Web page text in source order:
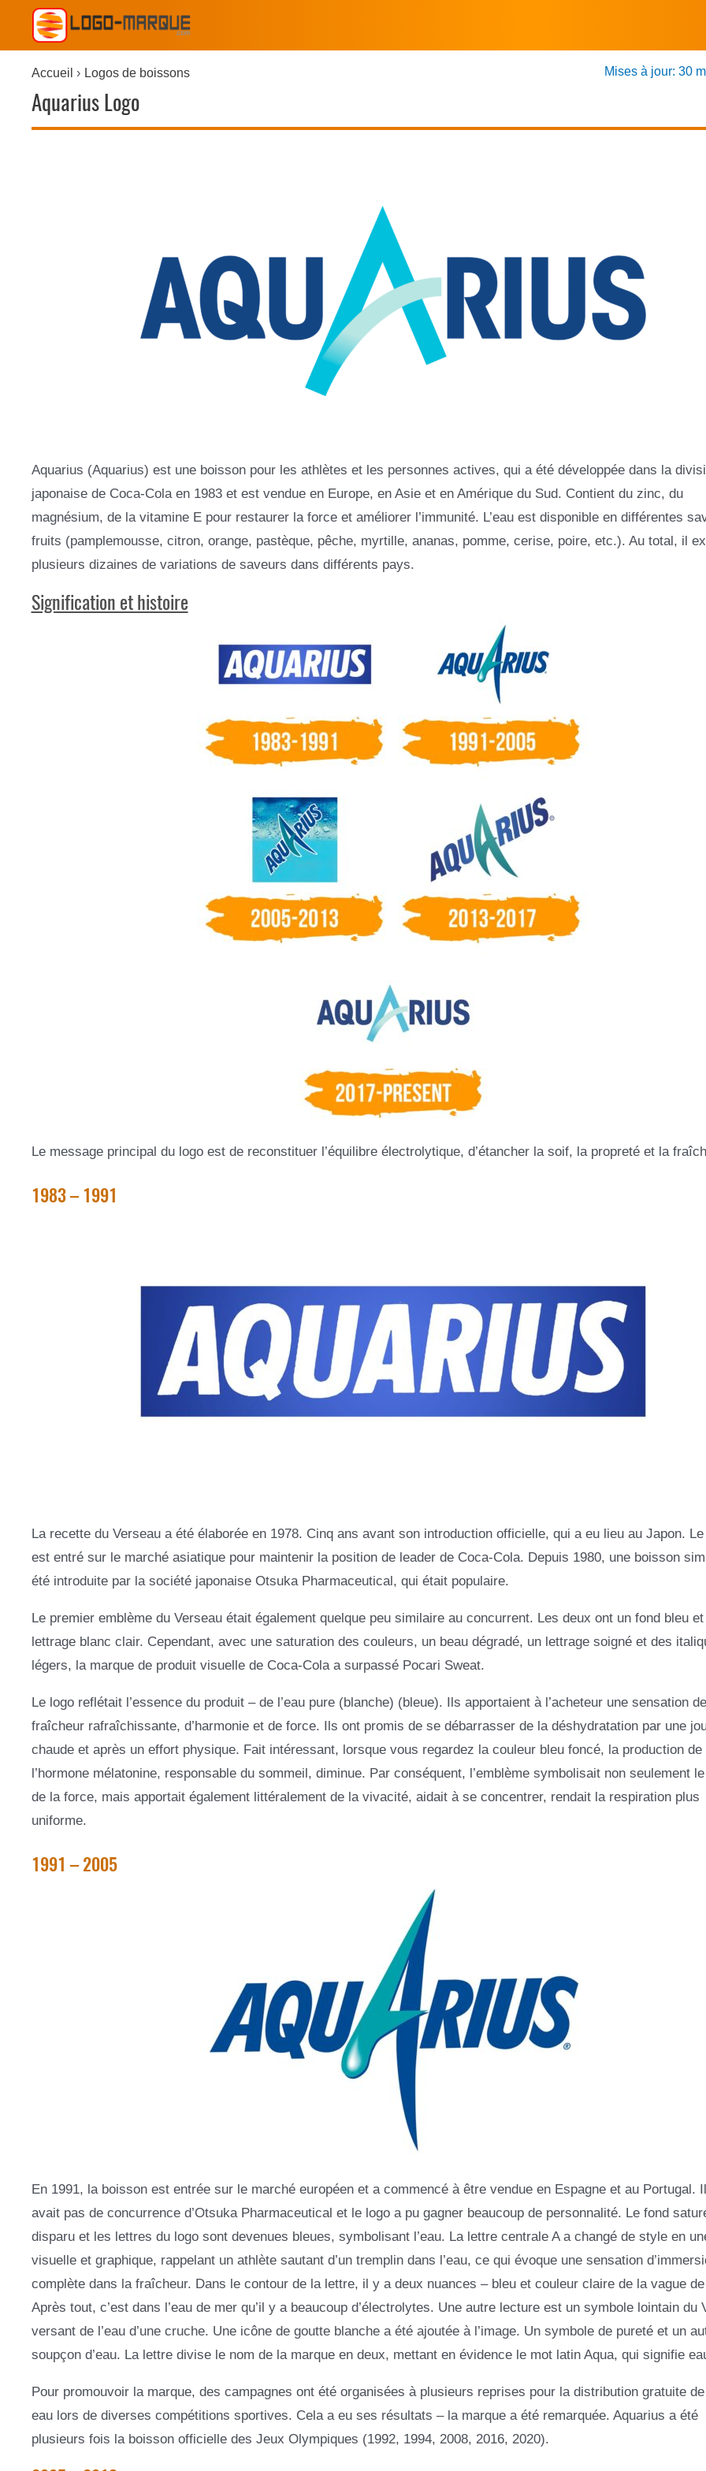
Accueil Logos de boissons
Aquarius Logo
Mises à jour: 30
Aquarius (Aquarius) est une boisson pour les athlètes et les personnes actives, qui a été développée dans la
japonaise de Coca-Cola en 1983 et est vendue en Europe, en Asie et en Amérique du Sud. Contient du zinc, du
magnésium, de la vitamine E pour restaurer la force et améliorer l’immunité. L’eau est disponible en différentes
fruits (pamplemousse, citron, orange, pastèque, pêche, myrtille, ananas, pomme, cerise, poire, etc.). Au total, il
plusieurs dizaines de variations de saveurs dans différents pays.
Signification et histoire
Le message principal du logo est de reconstituer l’équilibre électrolytique, d’étancher la soif, la propreté et la
1983 – 1991
La recette du Verseau a été élaborée en 1978. Cinq ans avant son introduction officielle, qui a eu lieu au Japon.
est entré sur le marché asiatique pour maintenir la position de leader de Coca-Cola. Depuis 1980, une boisson
été introduite par la société japonaise Otsuka Pharmaceutical, qui était populaire.
Le premier emblème du Verseau était également quelque peu similaire au concurrent. Les deux ont un fond bleu et
lettrage blanc clair. Cependant, avec une saturation des couleurs, un beau dégradé, un lettrage soigné et des
légers, la marque de produit visuelle de Coca-Cola a surpassé Pocari Sweat.
Le logo reflétait l’essence du produit – de l’eau pure (blanche) (bleue). Ils apportaient à l’acheteur une sensation de
fraîcheur rafraîchissante, d’harmonie et de force. Ils ont promis de se débarrasser de la déshydratation par une
chaude et après un effort physique. Fait intéressant, lorsque vous regardez la couleur bleu foncé, la production de
l’hormone mélatonine, responsable du sommeil, diminue. Par conséquent, l’emblème symbolisait non seulement
de la force, mais apportait également littéralement de la vivacité, aidait à se concentrer, rendait la respiration plus
uniforme.
1991 – 2005
En 1991, la boisson est entrée sur le marché européen et a commencé à être vendue en Espagne et au Portugal. Il
avait pas de concurrence d’Otsuka Pharmaceutical et le logo a pu gagner beaucoup de personnalité. Le fond
disparu et les lettres du logo sont devenues bleues, symbolisant l’eau. La lettre centrale A a changé de style en
visuelle et graphique, rappelant un athlète sautant d’un tremplin dans l’eau, ce qui évoque une sensation
complète dans la fraîcheur. Dans le contour de la lettre, il y a deux nuances – bleu et couleur claire de la vague
Après tout, c’est dans l’eau de mer qu’il y a beaucoup d’électrolytes. Une autre lecture est un symbole lointain du
versant de l’eau d’une cruche. Une icône de goutte blanche a été ajoutée à l’image. Un symbole de pureté et un
soupçon d’eau. La lettre divise le nom de la marque en deux, mettant en évidence le mot latin Aqua, qui signifie
Pour promouvoir la marque, des campagnes ont été organisées à plusieurs reprises pour la distribution gratuite
eau lors de diverses compétitions sportives. Cela a eu ses résultats – la marque a été remarquée. Aquarius a été
plusieurs fois la boisson officielle des Jeux Olympiques (1992, 1994, 2008, 2016, 2020).